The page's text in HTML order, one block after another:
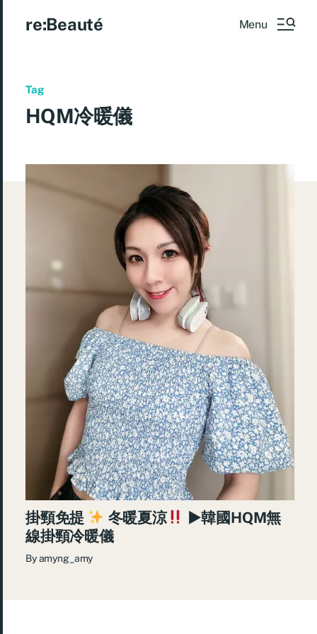
re:Beauté Menu
Tag
HQM冷暖儀
掛頸免提 冬暖夏涼
►韓國HQM無
線掛頸冷暖儀
Byamyng_amy